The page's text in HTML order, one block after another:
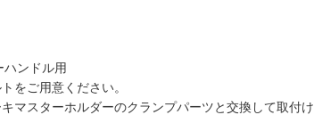
ンドル用
をご用意ください。
マスターホルダーのクランプパーツと交換して取付け